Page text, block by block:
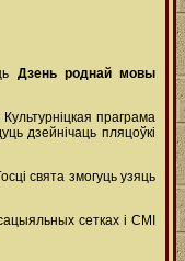
Дзень роднай мовы
праграма
дзейнічаць пляцоўкі
свята змогуць узяць
сетках і СМІ